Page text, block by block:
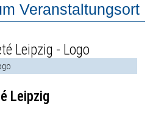
Veranstaltungsort
Leipzig